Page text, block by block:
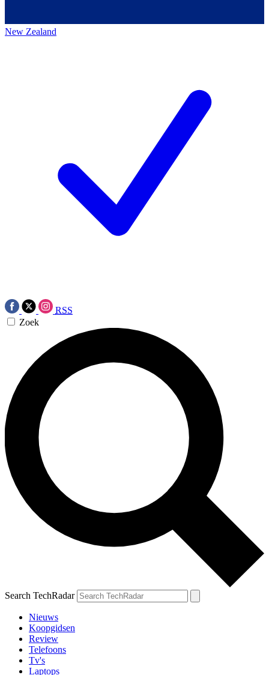
New Zealand
RSS
Zoek
Search TechRadar
Nieuws
Koopgidsen
Review
Telefoons
Tv's
Laptops